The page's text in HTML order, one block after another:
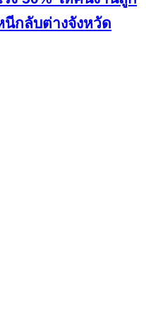
กลับต่างจังหวัด